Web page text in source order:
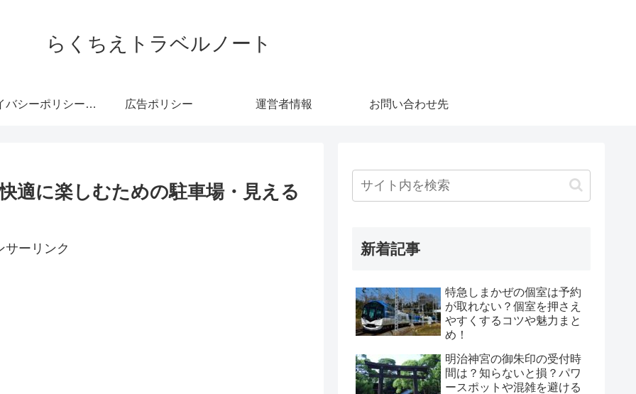
らくちえトラベルノート
プライバシーポリシー・免責事項 広告ポリシー 運営者情報 お問い合わせ先
適に楽しむための駐車場・見える
サーリンク 新着記事
特急しまかぜの個室は予約
が取れない？個室を押さえ
やすくするコツや魅力まと
め！
明治神宮の御朱印の受付時
間は？知らないと損？パワ
ースポットや混雑を避ける